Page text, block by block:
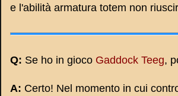
e l'abilità armatura totem non
Q: Se ho in gioco Gaddock Teeg,
A: Certo! Nel momento in cui